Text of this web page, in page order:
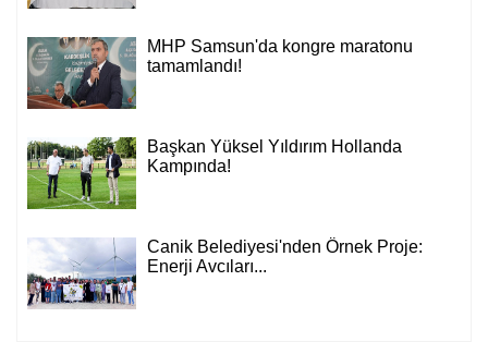
MHP Samsun'da kongre maratonu
tamamlandı!
Başkan Yüksel Yıldırım Hollanda
Kampında!
Canik Belediyesi'nden Örnek Proje:
Enerji Avcıları...